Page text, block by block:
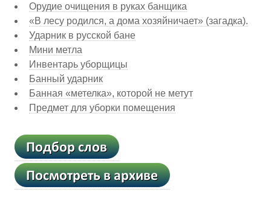
Орудие очищения в руках банщика
«В лесу родился, а дома хозяйничает» (загадка).
Ударник в русской бане
Мини метла
Инвентарь уборщицы
Банный ударник
Банная «метелка», которой не метут
Предмет для уборки помещения